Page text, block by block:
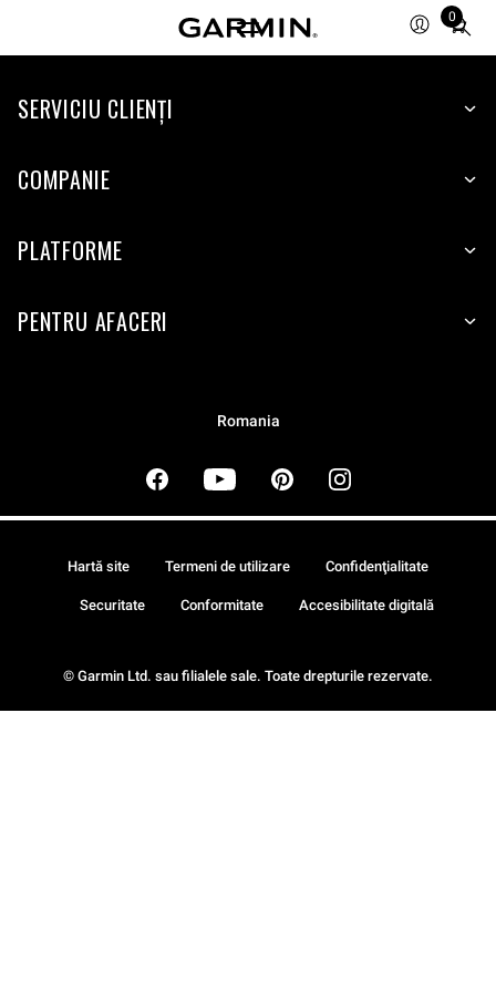
0
Total
SERVICIU CLIENŢI
COMPANIE
PLATFORME
PENTRU AFACERI
Romania
© Garmin Ltd. sau filialele sale. Toate drepturile rezervate.
Hartă site Termeni de utilizare Confidenţialitate
Securitate Conformitate Accesibilitate digitală